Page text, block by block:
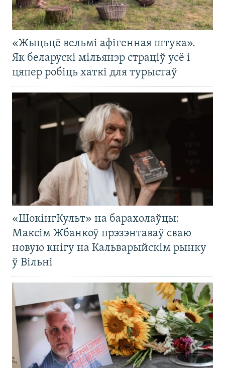
«Жыцьцё вельмі афігенная штука».
Як беларускі мільянэр страціў усё і
цяпер робіць хаткі для турыстаў
«ШокінгКульт» на барахолаўцы:
Максім Жбанкоў прэзэнтаваў сваю
новую кнігу на Кальварыйскім рынку
ў Вільні